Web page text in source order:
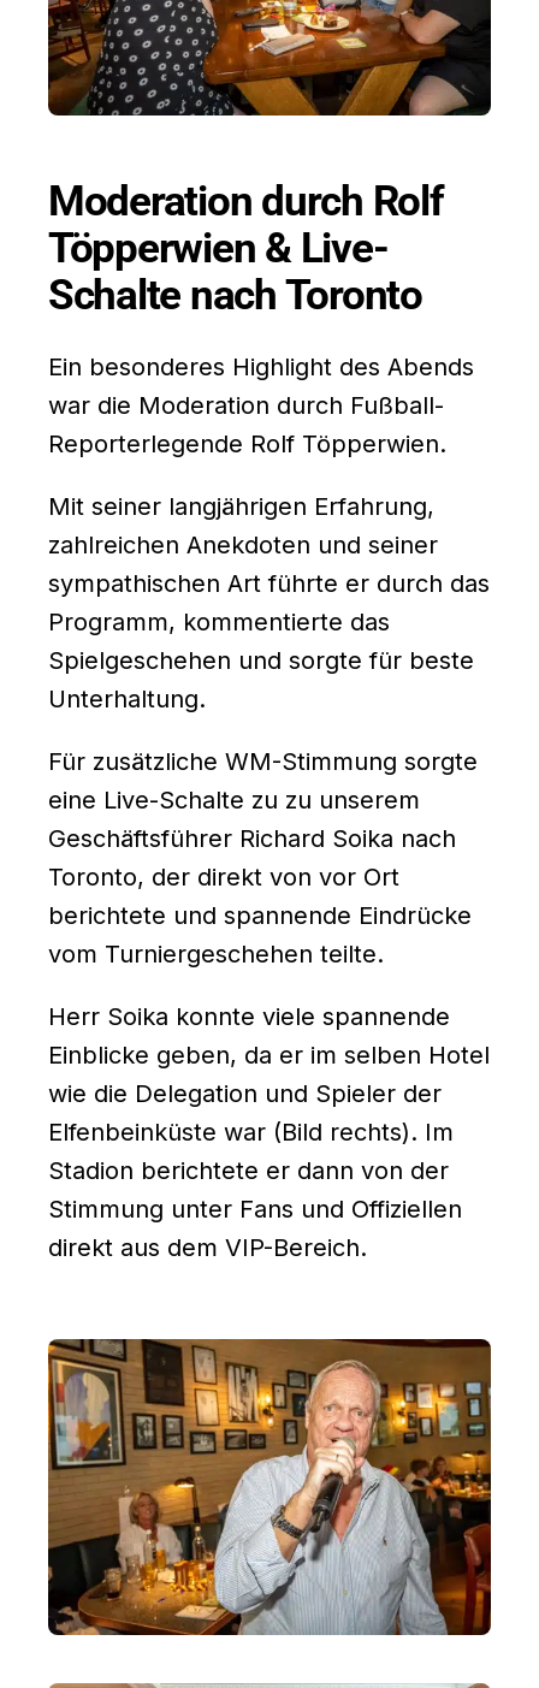
Moderation durch Rolf
Töpperwien & Live-
Schalte nach Toronto
Ein besonderes Highlight des Abends
war die Moderation durch Fußball-
Reporterlegende Rolf Töpperwien.
Mit seiner langjährigen Erfahrung,
zahlreichen Anekdoten und seiner
sympathischen Art führte er durch das
Programm, kommentierte das
Spielgeschehen und sorgte für beste
Unterhaltung.
Für zusätzliche WM-Stimmung sorgte
eine Live-Schalte zu zu unserem
Geschäftsführer Richard Soika nach
Toronto, der direkt von vor Ort
berichtete und spannende Eindrücke
vom Turniergeschehen teilte.
Herr Soika konnte viele spannende
Einblicke geben, da er im selben Hotel
wie die Delegation und Spieler der
Elfenbeinküste war (Bild rechts). Im
Stadion berichtete er dann von der
Stimmung unter Fans und Offiziellen
direkt aus dem VIP-Bereich.